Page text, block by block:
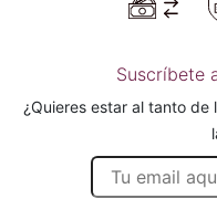
Suscríbete
¿Quieres estar al tanto